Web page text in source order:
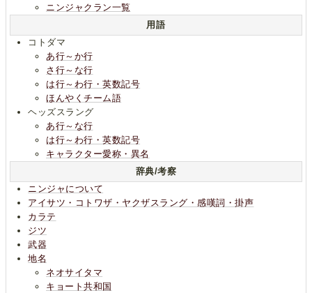
ニンジャクラン一覧
用語
コトダマ
あ行～か行
さ行～な行
は行～わ行・英数記号
ほんやくチーム語
ヘッズスラング
あ行～な行
は行～わ行・英数記号
キャラクター愛称・異名
辞典/考察
ニンジャについて
アイサツ・コトワザ・ヤクザスラング・感嘆詞・掛声
カラテ
ジツ
武器
地名
ネオサイタマ
キョート共和国